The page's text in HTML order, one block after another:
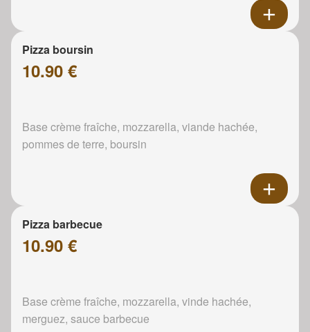
Pizza boursin
10.90 €
Base crème fraîche, mozzarella, viande hachée,
pommes de terre, boursin
Pizza barbecue
10.90 €
Base crème fraîche, mozzarella, vinde hachée,
merguez, sauce barbecue